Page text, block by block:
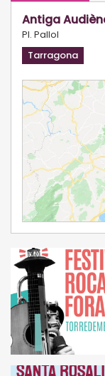
Antiga
Pl. Pallol
Tarragona